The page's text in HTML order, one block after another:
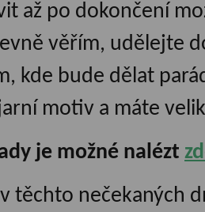
až po dokončení
věřím, udělejte
kde bude dělat
motiv a máte
je možné nalézt
těchto nečekaných